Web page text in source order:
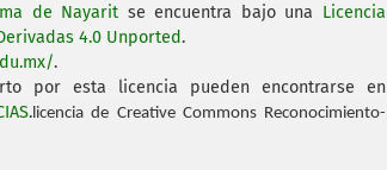
de Nayarit se encuentra bajo una Licencia
4.0 Unported.
.
por esta licencia pueden encontrarse en
. licencia de Creative Commons Reconocimiento-